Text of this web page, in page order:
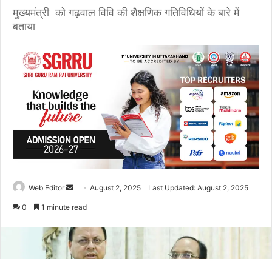
मुख्यमंत्री को गढ़वाल विवि की शैक्षणिक गतिविधियों के बारे में
बताया
Web Editor
d
a
August 2, 2025 Last Updated: August 2, 2025
0 1 minute read